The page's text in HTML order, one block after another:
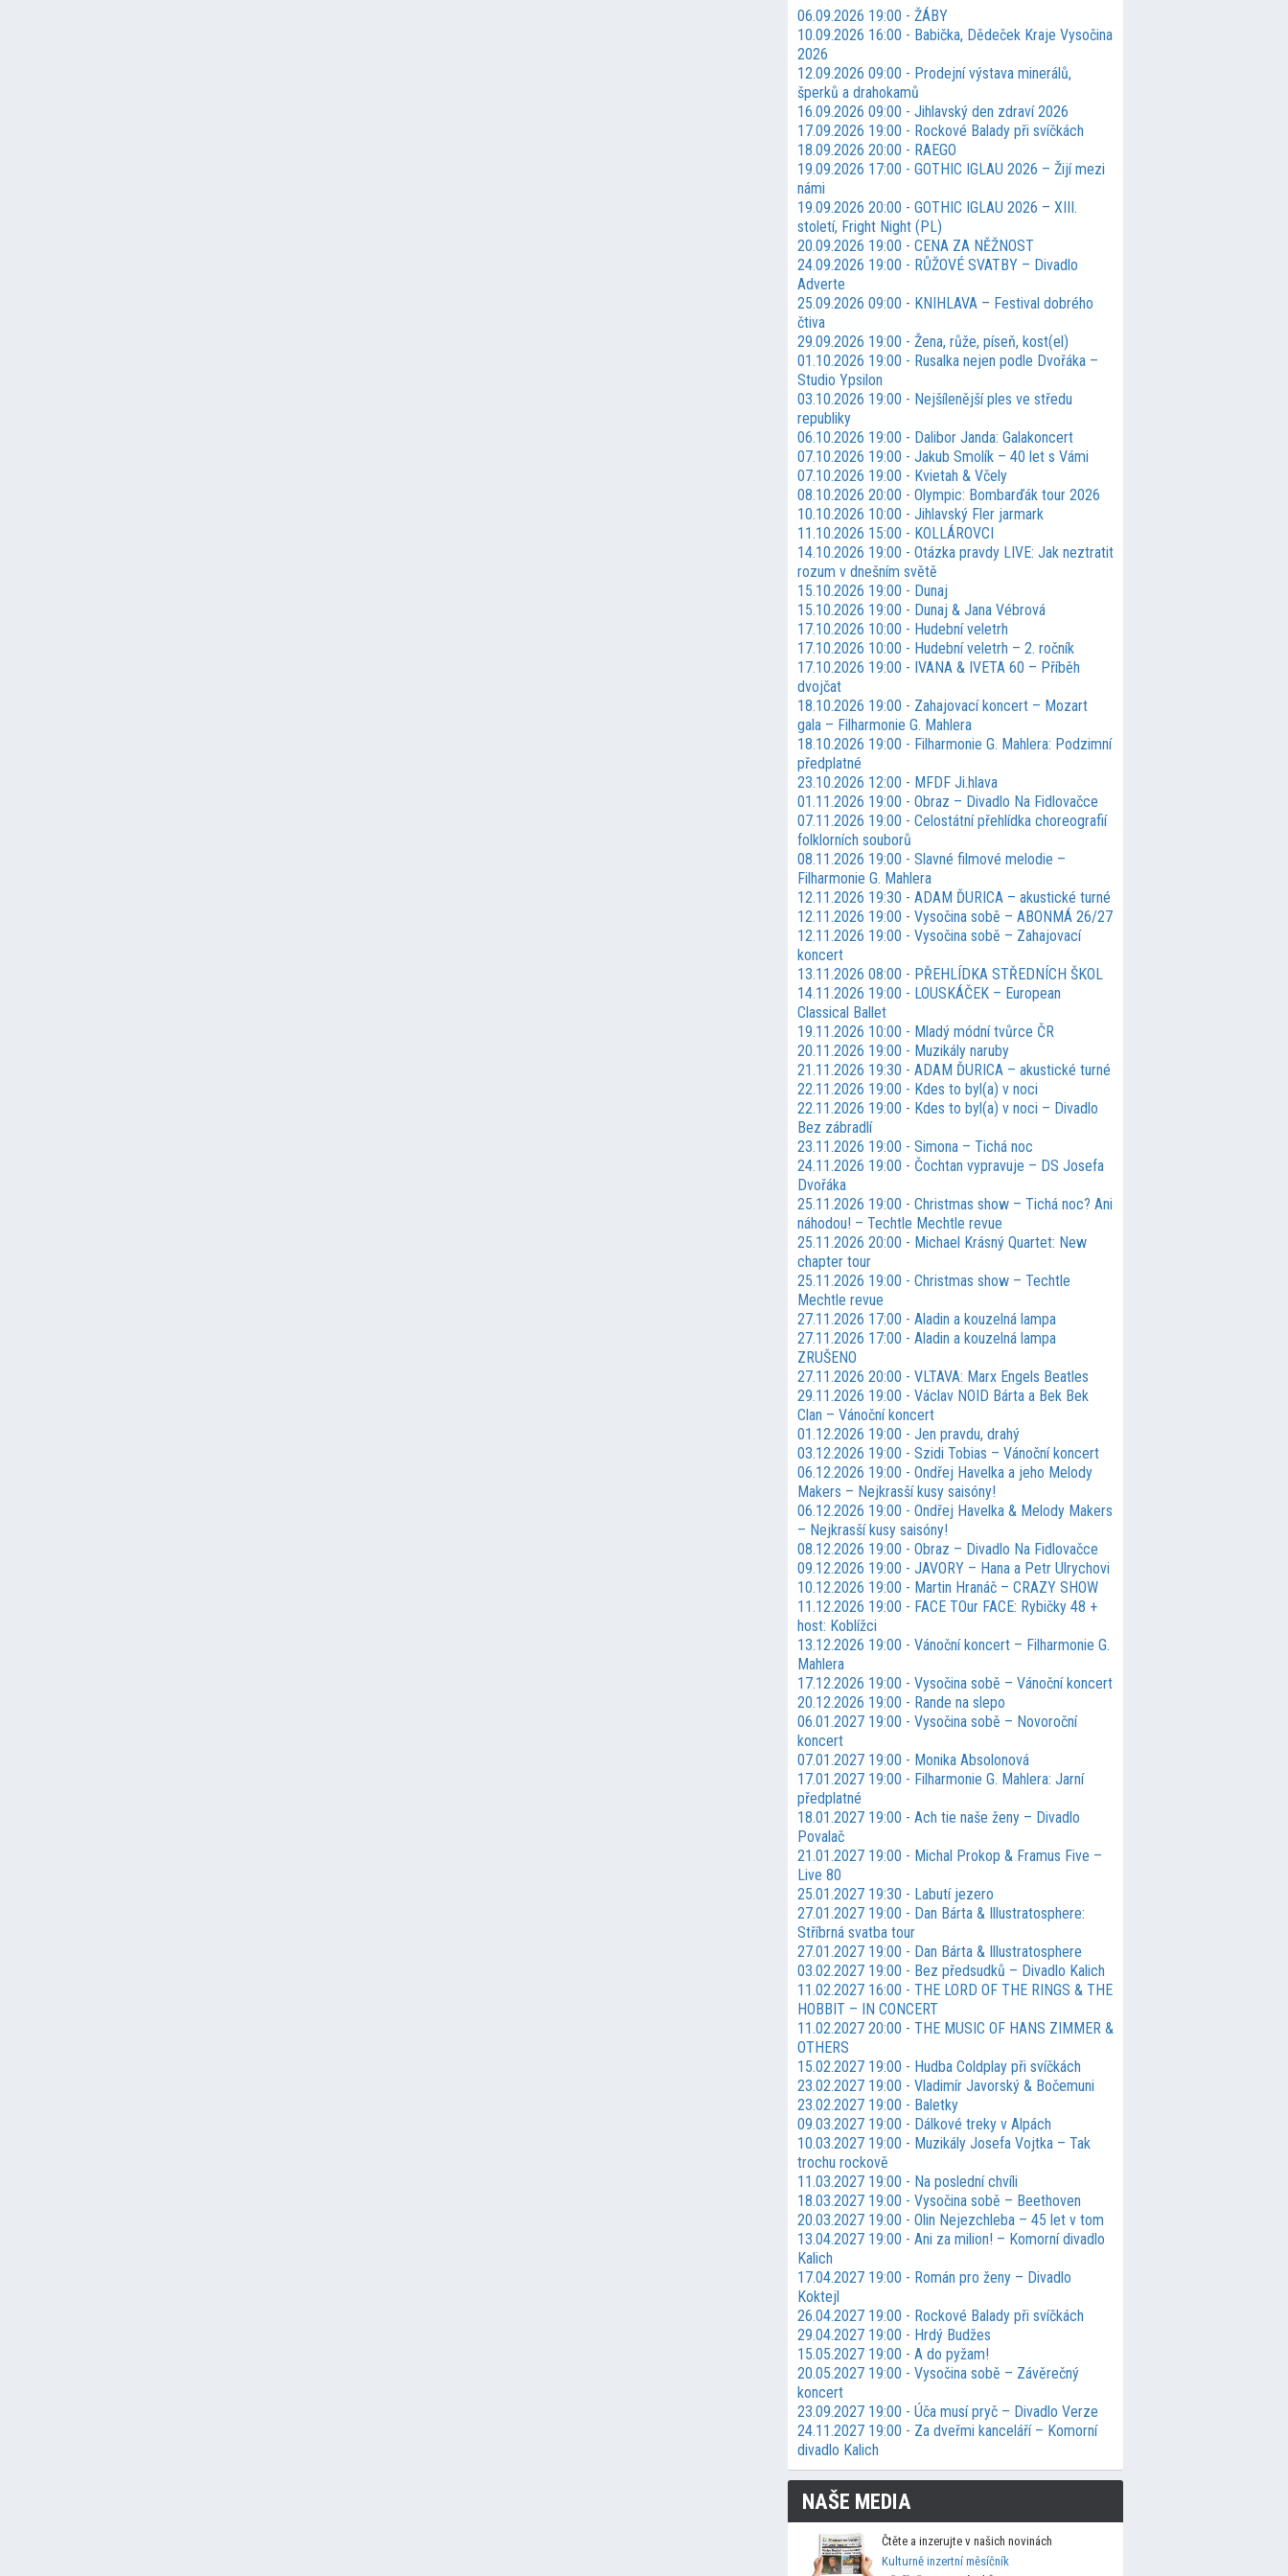
06.09.2026 19:00 - ŽÁBY
10.09.2026 16:00 - Babička, Dědeček Kraje Vysočina
2026
12.09.2026 09:00 - Prodejní výstava minerálů,
šperků a drahokamů
16.09.2026 09:00 - Jihlavský den zdraví 2026
17.09.2026 19:00 - Rockové Balady při svíčkách
18.09.2026 20:00 - RAEGO
19.09.2026 17:00 - GOTHIC IGLAU 2026 – Žijí mezi
námi
19.09.2026 20:00 - GOTHIC IGLAU 2026 – XIII.
století, Fright Night (PL)
20.09.2026 19:00 - CENA ZA NĚŽNOST
24.09.2026 19:00 - RŮŽOVÉ SVATBY – Divadlo
Adverte
25.09.2026 09:00 - KNIHLAVA – Festival dobrého
čtiva
29.09.2026 19:00 - Žena, růže, píseň, kost(el)
01.10.2026 19:00 - Rusalka nejen podle Dvořáka –
Studio Ypsilon
03.10.2026 19:00 - Nejšílenější ples ve středu
republiky
06.10.2026 19:00 - Dalibor Janda: Galakoncert
07.10.2026 19:00 - Jakub Smolík – 40 let s Vámi
07.10.2026 19:00 - Kvietah & Včely
08.10.2026 20:00 - Olympic: Bombarďák tour 2026
10.10.2026 10:00 - Jihlavský Fler jarmark
11.10.2026 15:00 - KOLLÁROVCI
14.10.2026 19:00 - Otázka pravdy LIVE: Jak neztratit
rozum v dnešním světě
15.10.2026 19:00 - Dunaj
15.10.2026 19:00 - Dunaj & Jana Vébrová
17.10.2026 10:00 - Hudební veletrh
17.10.2026 10:00 - Hudební veletrh – 2. ročník
17.10.2026 19:00 - IVANA & IVETA 60 – Příběh
dvojčat
18.10.2026 19:00 - Zahajovací koncert – Mozart
gala – Filharmonie G. Mahlera
18.10.2026 19:00 - Filharmonie G. Mahlera: Podzimní
předplatné
23.10.2026 12:00 - MFDF Ji.hlava
01.11.2026 19:00 - Obraz – Divadlo Na Fidlovačce
07.11.2026 19:00 - Celostátní přehlídka choreografií
folklorních souborů
08.11.2026 19:00 - Slavné filmové melodie –
Filharmonie G. Mahlera
12.11.2026 19:30 - ADAM ĎURICA – akustické turné
12.11.2026 19:00 - Vysočina sobě – ABONMÁ 26/27
12.11.2026 19:00 - Vysočina sobě – Zahajovací
koncert
13.11.2026 08:00 - PŘEHLÍDKA STŘEDNÍCH ŠKOL
14.11.2026 19:00 - LOUSKÁČEK – European
Classical Ballet
19.11.2026 10:00 - Mladý módní tvůrce ČR
20.11.2026 19:00 - Muzikály naruby
21.11.2026 19:30 - ADAM ĎURICA – akustické turné
22.11.2026 19:00 - Kdes to byl(a) v noci
22.11.2026 19:00 - Kdes to byl(a) v noci – Divadlo
Bez zábradlí
23.11.2026 19:00 - Simona – Tichá noc
24.11.2026 19:00 - Čochtan vypravuje – DS Josefa
Dvořáka
25.11.2026 19:00 - Christmas show – Tichá noc? Ani
náhodou! – Techtle Mechtle revue
25.11.2026 20:00 - Michael Krásný Quartet: New
chapter tour
25.11.2026 19:00 - Christmas show – Techtle
Mechtle revue
27.11.2026 17:00 - Aladin a kouzelná lampa
27.11.2026 17:00 - Aladin a kouzelná lampa
ZRUŠENO
27.11.2026 20:00 - VLTAVA: Marx Engels Beatles
29.11.2026 19:00 - Václav NOID Bárta a Bek Bek
Clan – Vánoční koncert
01.12.2026 19:00 - Jen pravdu, drahý
03.12.2026 19:00 - Szidi Tobias – Vánoční koncert
06.12.2026 19:00 - Ondřej Havelka a jeho Melody
Makers – Nejkrasší kusy saisóny!
06.12.2026 19:00 - Ondřej Havelka & Melody Makers
– Nejkrasší kusy saisóny!
08.12.2026 19:00 - Obraz – Divadlo Na Fidlovačce
09.12.2026 19:00 - JAVORY – Hana a Petr Ulrychovi
10.12.2026 19:00 - Martin Hranáč – CRAZY SHOW
11.12.2026 19:00 - FACE TOur FACE: Rybičky 48 +
host: Koblížci
13.12.2026 19:00 - Vánoční koncert – Filharmonie G.
Mahlera
17.12.2026 19:00 - Vysočina sobě – Vánoční koncert
20.12.2026 19:00 - Rande na slepo
06.01.2027 19:00 - Vysočina sobě – Novoroční
koncert
07.01.2027 19:00 - Monika Absolonová
17.01.2027 19:00 - Filharmonie G. Mahlera: Jarní
předplatné
18.01.2027 19:00 - Ach tie naše ženy – Divadlo
Povalač
21.01.2027 19:00 - Michal Prokop & Framus Five –
Live 80
25.01.2027 19:30 - Labutí jezero
27.01.2027 19:00 - Dan Bárta & Illustratosphere:
Stříbrná svatba tour
27.01.2027 19:00 - Dan Bárta & Illustratosphere
03.02.2027 19:00 - Bez předsudků – Divadlo Kalich
11.02.2027 16:00 - THE LORD OF THE RINGS & THE
HOBBIT – IN CONCERT
11.02.2027 20:00 - THE MUSIC OF HANS ZIMMER &
OTHERS
15.02.2027 19:00 - Hudba Coldplay při svíčkách
23.02.2027 19:00 - Vladimír Javorský & Bočemuni
23.02.2027 19:00 - Baletky
09.03.2027 19:00 - Dálkové treky v Alpách
10.03.2027 19:00 - Muzikály Josefa Vojtka – Tak
trochu rockově
11.03.2027 19:00 - Na poslední chvíli
18.03.2027 19:00 - Vysočina sobě – Beethoven
20.03.2027 19:00 - Olin Nejezchleba – 45 let v tom
13.04.2027 19:00 - Ani za milion! – Komorní divadlo
Kalich
17.04.2027 19:00 - Román pro ženy – Divadlo
Koktejl
26.04.2027 19:00 - Rockové Balady při svíčkách
29.04.2027 19:00 - Hrdý Budžes
15.05.2027 19:00 - A do pyžam!
20.05.2027 19:00 - Vysočina sobě – Závěrečný
koncert
23.09.2027 19:00 - Úča musí pryč – Divadlo Verze
24.11.2027 19:00 - Za dveřmi kanceláří – Komorní
divadlo Kalich
NAŠE MEDIA
Čtěte a inzerujte v našich novinách
Kulturně inzertní měsíčník